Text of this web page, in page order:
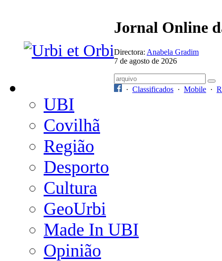
Jornal Online
Directora: Anabela Gradim
7 de agosto de 2026
· Classificados · Mobile ·
UBI
Covilhã
Região
Desporto
Cultura
GeoUrbi
Made In UBI
Opinião